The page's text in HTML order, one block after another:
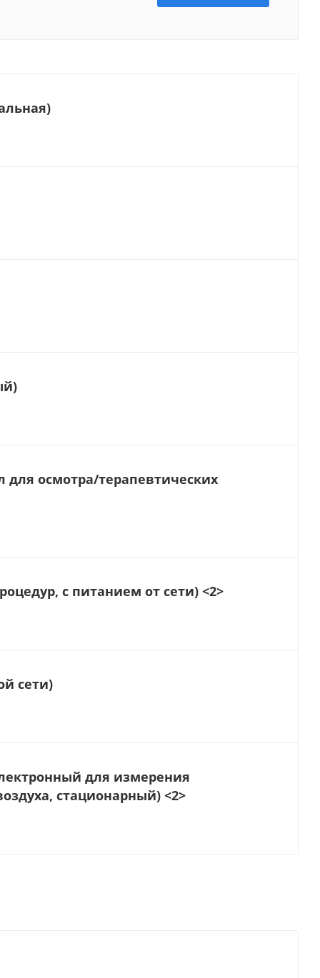
для осмотра/терапевтических
с питанием от сети) <2>
сети)
для измерения
стационарный) <2>